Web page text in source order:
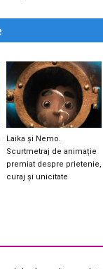
Laika și Nemo.
Scurtmetraj de animație
premiat despre prietenie,
curaj și unicitate